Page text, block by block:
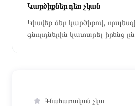
Կարծիքներ դեռ չկան
Կիսվեք ձեր կարծիքով,
գնորդներին կատարել իրենց
Գնահատական չկա